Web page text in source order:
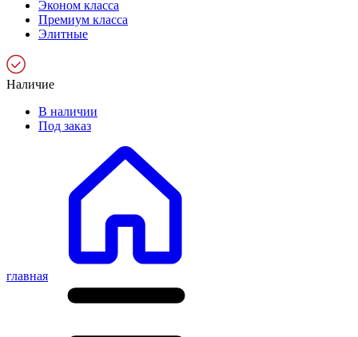
Эконом класса
Премиум класса
Элитные
Наличие
В наличии
Под заказ
главная